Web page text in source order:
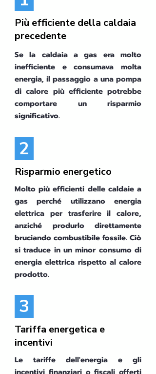
Più efficiente della caldaia
precedente
Se la caldaia a gas era molto
inefficiente e consumava molta
energia, il passaggio a una pompa
di calore più efficiente potrebbe
comportare un risparmio
significativo.
2
Risparmio energetico
Molto più efficienti delle caldaie a
gas perché utilizzano energia
elettrica per trasferire il calore,
anziché produrlo direttamente
bruciando combustibile fossile. Ciò
si traduce in un minor consumo di
energia elettrica rispetto al calore
prodotto.
3
Tariffa energetica e
incentivi
Le tariffe dell'energia e gli